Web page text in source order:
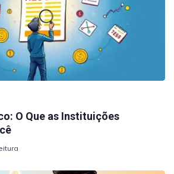
O Que as Instituições